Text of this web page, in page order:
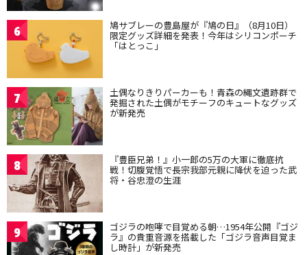
6 鳩サブレーの豊島屋が『鳩の日』（8月10日）
限定グッズ詳細を発表！今年はシリコンポーチ
「はとっこ」
7 土偶なりきりパーカーも！青森の縄文遺跡群で
発掘された土偶がモチーフのキュートなグッズ
が新発売
8 『豊臣兄弟！』小一郎の5万の大軍に徹底抗
戦！切腹覚悟で長宗我部元親に降伏を迫った武
将・谷忠澄の生涯
9 ゴジラの咆哮で目覚める朝…1954年公開『ゴジ
ラ』の貴重音源を搭載した「ゴジラ音声目覚ま
し時計」が新発売